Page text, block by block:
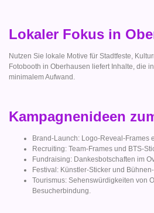
Lokaler Fokus in
Nutzen Sie lokale Motive für Stadtfeste,
Fotobooth in Oberhausen liefert Inhalte, die
minimalem Aufwand.
Kampagnenideen
Brand-Launch: Logo-Reveal-Frames
Recruiting: Team-Frames und BTS-
Fundraising: Dankesbotschaften im
Festival: Künstler-Sticker und
Tourismus: Sehenswürdigkeiten von
Besucherbindung.